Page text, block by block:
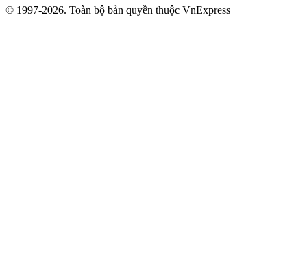
© 1997-2026. Toàn bộ bản quyền thuộc VnExpress